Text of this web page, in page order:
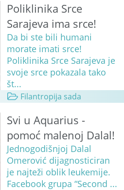
Poliklinika Srce
Sarajeva ima srce!
Da bi ste bili humani
morate imati srce!
Poliklinika Srce Sarajeva je
svoje srce pokazala tako
št...
Filantropija sada
Svi u Aquarius -
pomoć malenoj Dalal!
Jednogodišnjoj Dalal
Omerović dijagnosticiran
je najteži oblik leukemije.
Facebook grupa “Second ...